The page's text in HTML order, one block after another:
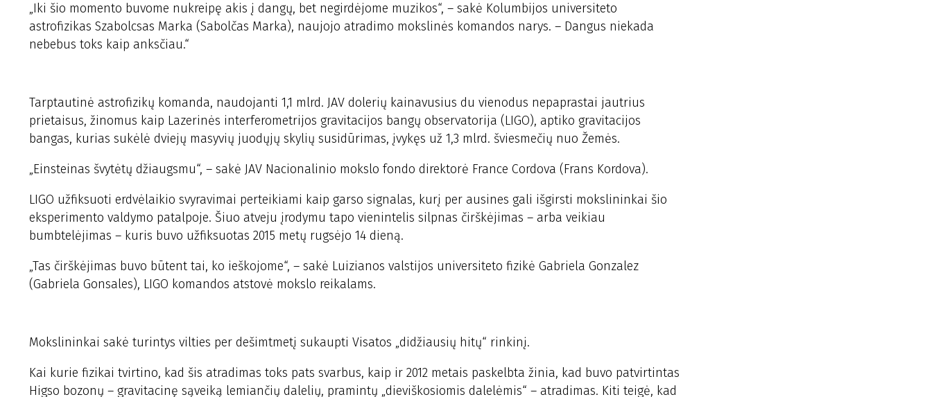
„Iki šio momento buvome nukreipę akis į dangų, bet negirdėjome muzikos“, – sakė Kolumbijos universiteto
astrofizikas Szabolcsas Marka (Sabolčas Marka), naujojo atradimo mokslinės komandos narys. – Dangus niekada
nebebus toks kaip anksčiau.“
Tarptautinė astrofizikų komanda, naudojanti 1,1 mlrd. JAV dolerių kainavusius du vienodus nepaprastai jautrius
prietaisus, žinomus kaip Lazerinės interferometrijos gravitacijos bangų observatorija (LIGO), aptiko gravitacijos
bangas, kurias sukėlė dviejų masyvių juodųjų skylių susidūrimas, įvykęs už 1,3 mlrd. šviesmečių nuo Žemės.
„Einsteinas švytėtų džiaugsmu“, – sakė JAV Nacionalinio mokslo fondo direktorė France Cordova (Frans Kordova).
LIGO užfiksuoti erdvėlaikio svyravimai perteikiami kaip garso signalas, kurį per ausines gali išgirsti mokslininkai šio
eksperimento valdymo patalpoje. Šiuo atveju įrodymu tapo vienintelis silpnas čirškėjimas – arba veikiau
bumbtelėjimas – kuris buvo užfiksuotas 2015 metų rugsėjo 14 dieną.
„Tas čirškėjimas buvo būtent tai, ko ieškojome“, – sakė Luizianos valstijos universiteto fizikė Gabriela Gonzalez
(Gabriela Gonsales), LIGO komandos atstovė mokslo reikalams.
Mokslininkai sakė turintys vilties per dešimtmetį sukaupti Visatos „didžiausių hitų“ rinkinį.
Kai kurie fizikai tvirtino, kad šis atradimas toks pats svarbus, kaip ir 2012 metais paskelbta žinia, kad buvo patvirtintas
Higso bozonų – gravitacinę sąveiką lemiančių dalelių, pramintų „dieviškosiomis dalelėmis“ – atradimas. Kiti teigė, kad